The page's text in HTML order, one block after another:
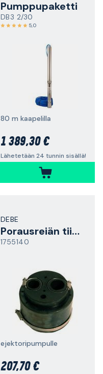
Pumppupaketti
DB3 2/30
5,0
80 m kaapelilla
1 389,30 €
Lähetetään 24 tunnin sisällä!
DEBE
Porausreiän tiiviste
1755140
ejektoripumpulle
207,70 €